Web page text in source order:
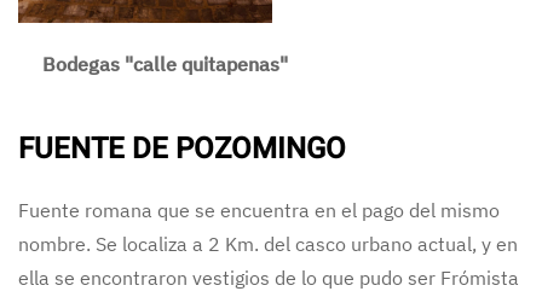
Bodegas "calle quitapenas"
FUENTE DE POZOMINGO
Fuente romana que se encuentra en el pago del mismo
nombre. Se localiza a 2 Km. del casco urbano actual, y en
ella se encontraron vestigios de lo que pudo ser Frómista